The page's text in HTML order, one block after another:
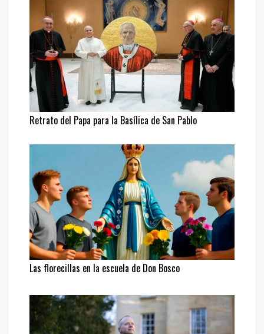
Retrato del Papa para la Basílica de San Pablo
Las florecillas en la escuela de Don Bosco